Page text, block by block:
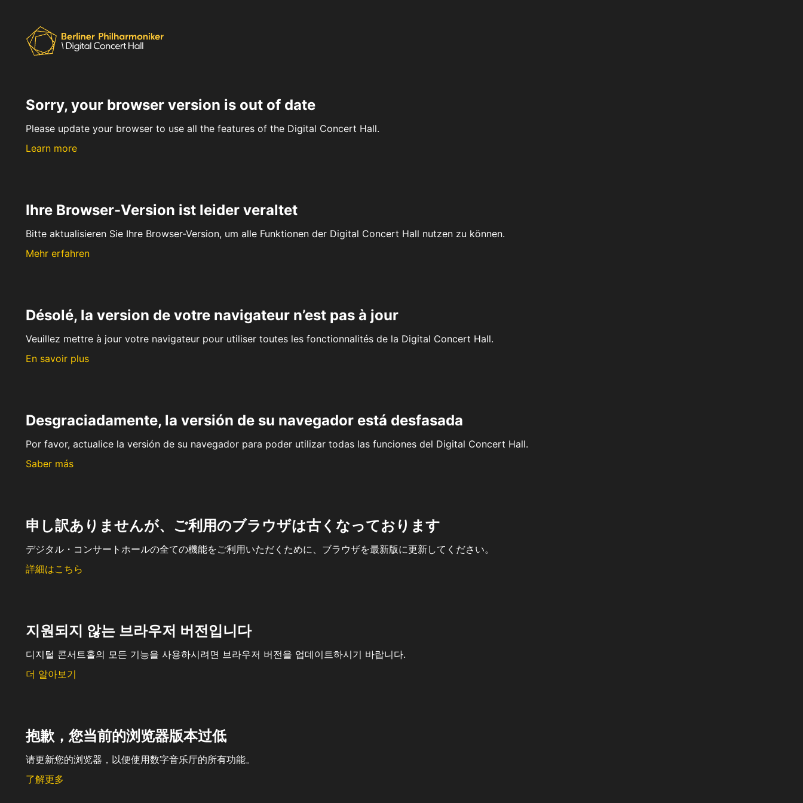
Sorry, your browser version is out of date
Please update your browser to use all the features of the Digital Concert Hall.
Learn more
Ihre Browser-Version ist leider veraltet
Bitte aktualisieren Sie Ihre Browser-Version, um alle Funktionen der Digital Concert Hall nutzen zu können.
Mehr erfahren
Désolé, la version de votre navigateur n’est pas à jour
Veuillez mettre à jour votre navigateur pour utiliser toutes les fonctionnalités de la Digital Concert Hall.
En savoir plus
Desgraciadamente, la versión de su navegador está desfasada
Por favor, actualice la versión de su navegador para poder utilizar todas las funciones del Digital Concert Hall.
Saber más
申し訳ありませんが、ご利用のブラウザは古くなっております
デジタル・コンサートホールの全ての機能をご利用いただくために、ブラウザを最新版に更新してください。
詳細はこちら
지원되지 않는 브라우저 버전입니다
디지털 콘서트홀의 모든 기능을 사용하시려면 브라우저 버전을 업데이트하시기 바랍니다.
더 알아보기
抱歉，您当前的浏览器版本过低
请更新您的浏览器，以便使用数字音乐厅的所有功能。
了解更多